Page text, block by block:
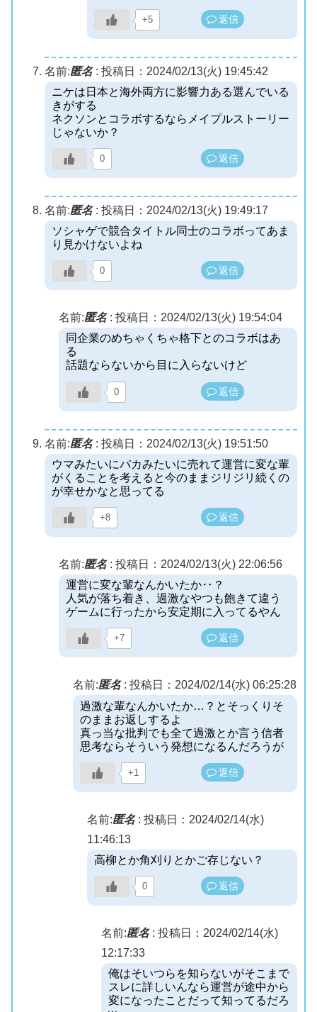
+5 返信
名前:匿名: 投稿日：2024/02/13(火) 19:45:42
ニケは日本と海外両方に影響力ある選んでいる
きがする
ネクソンとコラボするならメイプルストーリー
じゃないか？
0 返信
名前:匿名: 投稿日：2024/02/13(火) 19:49:17
ソシャゲで競合タイトル同士のコラボってあま
り見かけないよね
0 返信
名前:匿名: 投稿日：2024/02/13(火) 19:54:04
同企業のめちゃくちゃ格下とのコラボはあ
る
話題ならないから目に入らないけど
0 返信
名前:匿名: 投稿日：2024/02/13(火) 19:51:50
ウマみたいにバカみたいに売れて運営に変な輩
がくることを考えると今のままジリジリ続くの
が幸せかなと思ってる
+8 返信
名前:匿名: 投稿日：2024/02/13(火) 22:06:56
運営に変な輩なんかいたか‥？
人気が落ち着き、過激なやつも飽きて違う
ゲームに行ったから安定期に入ってるやん
+7 返信
名前:匿名: 投稿日：2024/02/14(水) 06:25:28
過激な輩なんかいたか…？とそっくりそ
のままお返しするよ
真っ当な批判でも全て過激とか言う信者
思考ならそういう発想になるんだろうが
+1 返信
名前:匿名: 投稿日：2024/02/14(水)
11:46:13
高柳とか角刈りとかご存じない？
0 返信
名前:匿名: 投稿日：2024/02/14(水)
12:17:33
俺はそいつらを知らないがそこまで
スレに詳しいんなら運営が途中から
変になったことだって知ってるだろ